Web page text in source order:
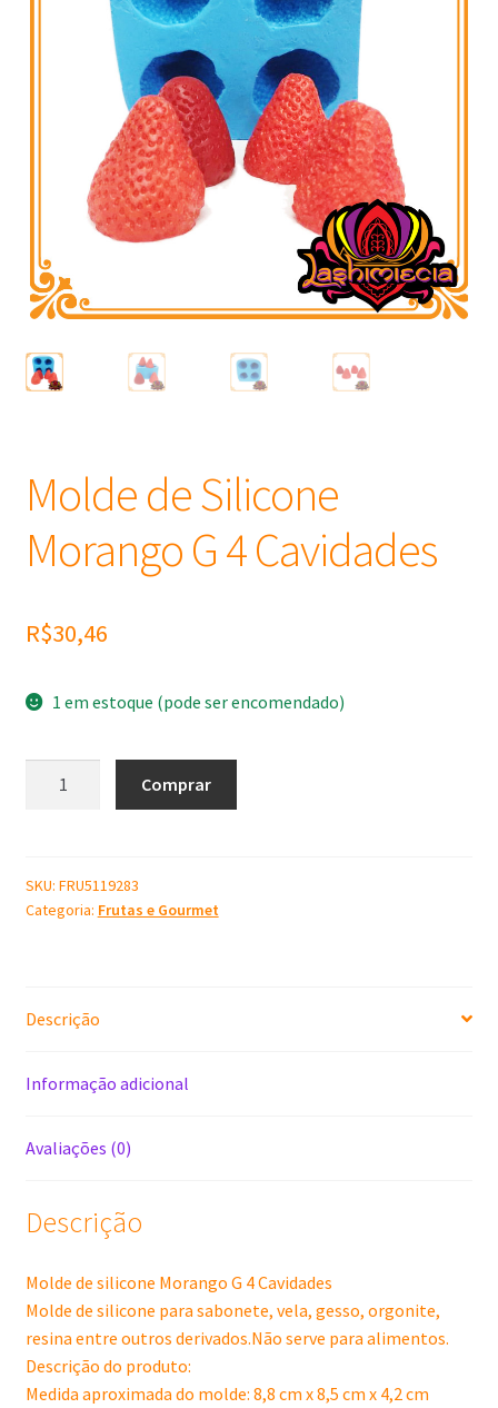
Matéria Prima
Corante, Pigmento e Óxido
Manteiga
Óleos
Molde de Silicone
Morango G 4 Cavidades
R$30,46
1 em estoque (pode ser encomendado)
G
4
Comprar
SKU: FRU5119283
Categoria: Frutas e Gourmet
Descrição
Informação adicional
Avaliações (0)
Descrição
Molde de silicone Morango G 4 Cavidades
Molde de silicone para sabonete, vela, gesso, orgonite,
resina entre outros derivados.Não serve para alimentos.
Descrição do produto:
Medida aproximada do molde: 8,8 cm x 8,5 cm x 4,2 cm